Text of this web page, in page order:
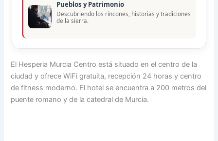
Pueblos y Patrimonio
Descubriendo los rincones, historias y tradiciones
de la sierra.
El Hesperia Murcia Centro está situado en el centro de la
ciudad y ofrece WiFi gratuita, recepción 24 horas y centro
de fitness moderno. El hotel se encuentra a 200 metros del
puente romano y de la catedral de Murcia.